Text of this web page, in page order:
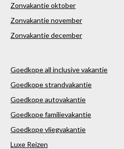
Zonvakantie oktober
Zonvakantie november
Zonvakantie december
Goedkope all inclusive vakantie
Goedkope strandvakantie
Goedkope autovakantie
Goedkope familievakantie
Goedkope vliegvakantie
Luxe Reizen